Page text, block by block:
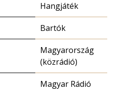
Hangjáték
Bartók
Magyarország
(közrádió)
Magyar Rádió